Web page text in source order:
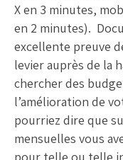
X en 3 minutes,
en 2 minutes).
excellente preuve
levier auprès de la
chercher des
l’amélioration de
pourriez dire que
mensuelles vous